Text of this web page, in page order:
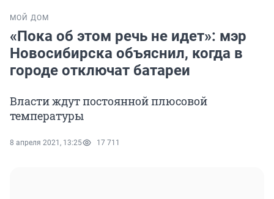
МОЙ ДОМ
«Пока об этом речь не идет»: мэр
Новосибирска объяснил, когда в
городе отключат батареи
Власти ждут постоянной плюсовой
температуры
8 апреля 2021, 13:25 17 711